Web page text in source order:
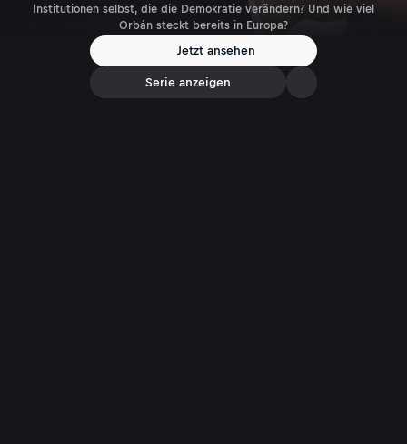
Institutionen selbst, die die Demokratie verändern? Und wie viel
Orbán steckt bereits in Europa?
Jetzt ansehen
Serie anzeigen